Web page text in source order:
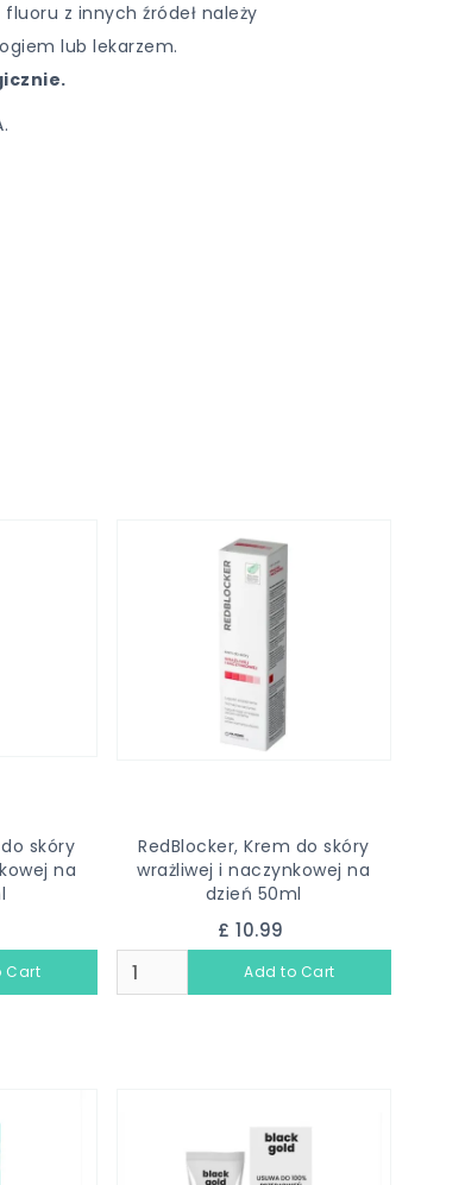
z innych źródeł należy
lub lekarzem.
skóry
na
RedBlocker, Krem do skóry
wrażliwej i naczynkowej na
dzień 50ml
£ 10.99